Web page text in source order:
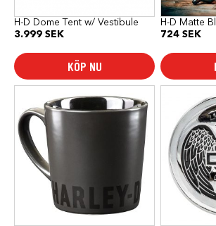
H-D Dome Tent w/ Vestibule
3.999 SEK
KÖP NU
H-D Matte
724 SEK